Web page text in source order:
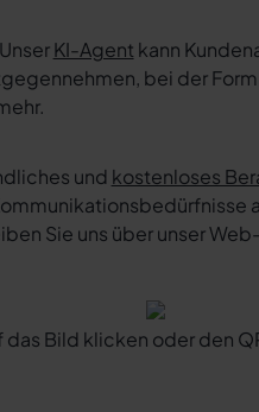
KI-Agent kann
bei der
und kostenloses
Sie uns über unser
das Bild klicken oder den